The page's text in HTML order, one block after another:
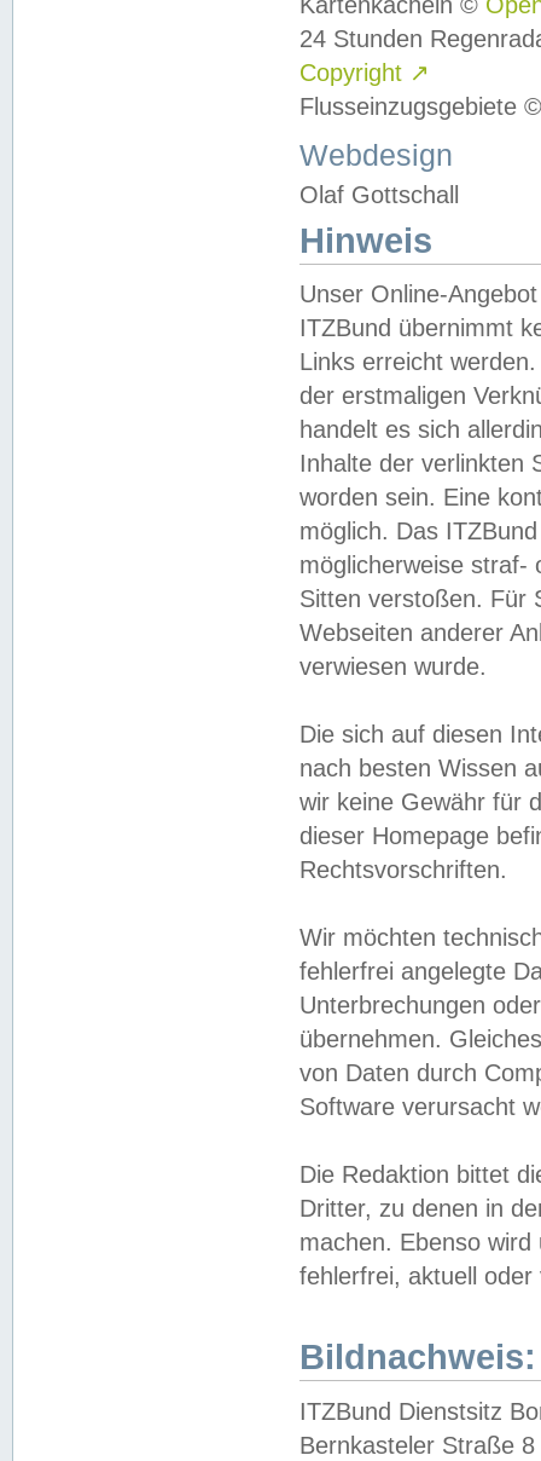
24 Stunden
Copyright ↗
Flusseinzugsgebiete
Webdesign
Olaf Gottschall
Hinweis
Unser Online-
ITZBund übernimmt
Links erreicht
der erstmaligen
handelt es sich
Inhalte der verlinkten
worden sein. Eine
möglich. Das
möglicherweise straf-
Sitten verstoßen. Für
Webseiten anderer
verwiesen wurde.
Die sich auf diesen
nach besten Wissen
wir keine Gewähr für
dieser Homepage
Rechtsvorschriften.
Wir möchten
fehlerfrei angelegte
Unterbrechungen
übernehmen.
von Daten durch
Software verursacht
Die Redaktion bittet
Dritter, zu denen in
machen. Ebenso
fehlerfrei, aktuell oder
Bildnachweis:
ITZBund Dienstsitz
Bernkasteler Straße 8